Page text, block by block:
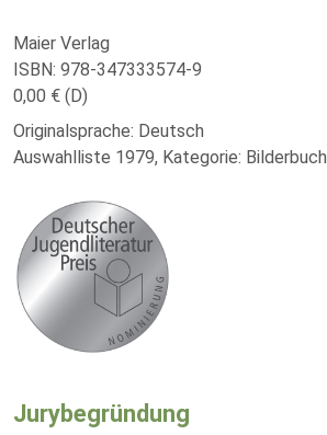
Maier Verlag
ISBN: 978-347333574-9
0,00 € (D)
Originalsprache: Deutsch
Auswahlliste 1979, Kategorie: Bilderbuch
Jurybegründung